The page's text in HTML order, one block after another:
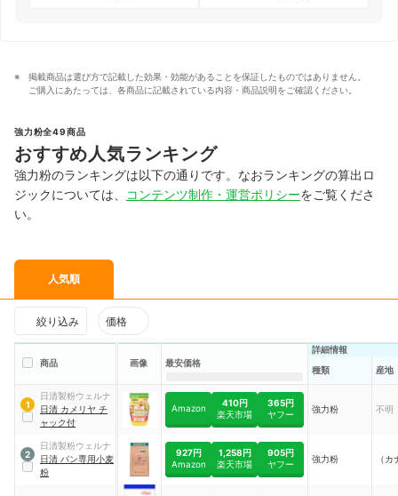
掲載商品は選び方で記載した効果・効能があることを保証したものではありません。
ご購入にあたっては、各商品に記載されている内容・商品説明をご確認ください。
強力粉全49商品
おすすめ人気ランキング
強力粉のランキングは以下の通りです。なおランキングの算出ロ
ジックについては、
コンテンツ制作・運営ポリシーをご覧くださ
い。
人気順
絞り込み 価格
商品 画像 最安価格
詳細情報
種類
産地
1
日清製粉ウェルナ
日清 カメリヤ チ
ャック付
Amazon
410円
楽天市場
365円
ヤフー
強力粉 不明
2
日清製粉ウェルナ
日清 パン専用小麦
粉
927円
Amazon
1,258円
楽天市場
905円
ヤフー
強力粉 （